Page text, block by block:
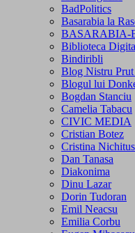
BadPolitics
Basarabia la
BASARABIA-
Biblioteca
Bindiribli
Blog Nistru
Blogul lui
Bogdan Stanciu
Camelia Tabacu
CIVIC MEDIA
Cristian Botez
Cristina
Dan Tanasa
Diakonima
Dinu Lazar
Dorin Tudoran
Emil Neacsu
Emilia Corbu